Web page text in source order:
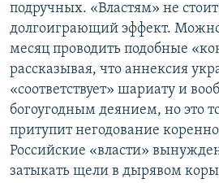
подручных. «Властям» не
долгоиграющий эффект.
месяц проводить подобные
рассказывая, что аннексия
«соответствует» шариату и
богоугодным деянием, но это
притупит негодование
Российские «власти»
затыкать щели в дырявом